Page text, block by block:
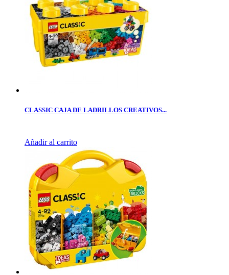
CLASSIC CAJA DE LADRILLOS CREATIVOS...
Añadir al carrito